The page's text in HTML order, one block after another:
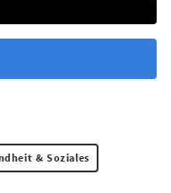
& Soziales